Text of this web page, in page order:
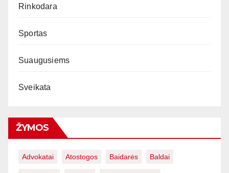
Rinkodara
Sportas
Suaugusiems
Sveikata
ŽYMOS
Advokatai Atostogos Baidarės Baldai